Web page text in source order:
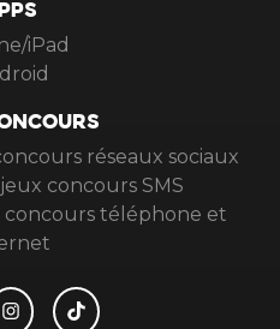
iPad
réseaux sociaux
concours SMS
concours téléphone et